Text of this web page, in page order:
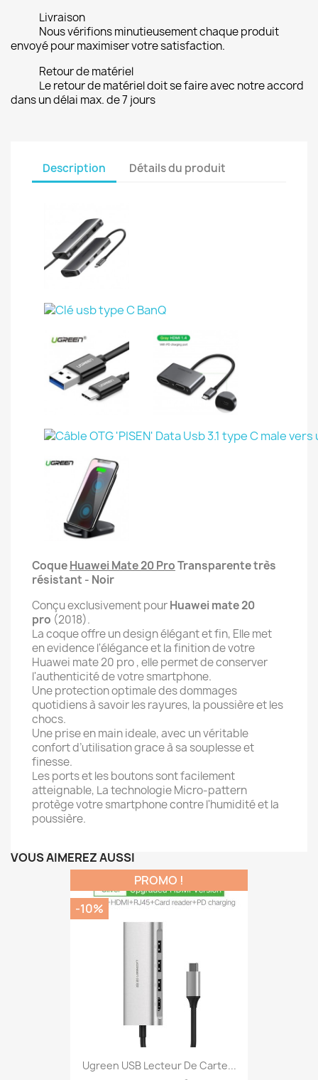
Livraison
Nous vérifions minutieusement chaque produit
envoyé pour maximiser votre satisfaction.
Retour de matériel
Le retour de matériel doit se faire avec notre accord
dans un délai max. de 7 jours
Description Détails du produit
CoqueHuawei Mate 20 ProTransparente très
résistant - Noir
Conçu exclusivement pourHuawei mate 20
pro (2018).
La coque offre un design élégant et fin, Elle met
en evidence l'élégance et la finition de votre
Huawei mate 20 pro , elle permet de conserver
l'authenticité de votre smartphone.
Une protection optimale des dommages
quotidiens à savoir les rayures, la poussière et les
chocs.
Une prise en main ideale, avec un véritable
confort d’utilisation grace à sa souplesse et
finesse.
Les ports et les boutons sont facilement
atteignable, La technologie Micro-pattern
protège votre smartphone contre l'humidité et la
poussière.
VOUS AIMEREZ AUSSI
Ugreen USB Lecteur De Carte...
PROMO !
-10%